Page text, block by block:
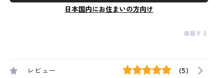
日本国内にお住まいの方向け
通報する
レビュー (5)